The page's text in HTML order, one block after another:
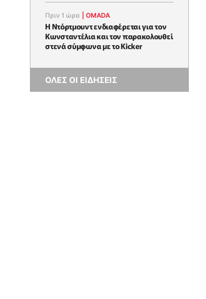
Πριν 1 ώρα |OMADA
Η Ντόρτμουντ ενδιαφέρεται για τον
Κωνσταντέλια και τον παρακολουθεί
στενά σύμφωνα με το Kicker
ΟΛΕΣ ΟΙ ΕΙΔΗΣΕΙΣ